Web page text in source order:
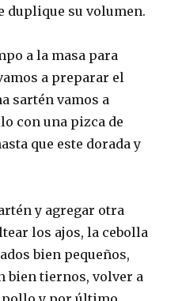
duplique su volumen.
a la masa para
a preparar el
sartén vamos a
con una pizca de
que este dorada y
y agregar otra
los ajos, la cebolla
bien pequeños,
bien tiernos, volver a